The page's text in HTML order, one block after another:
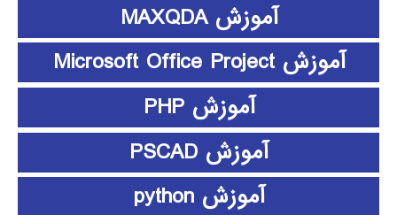
آموزش MAXQDA
آموزش Microsoft Office Project
آموزش PHP
آموزش PSCAD
آموزش python